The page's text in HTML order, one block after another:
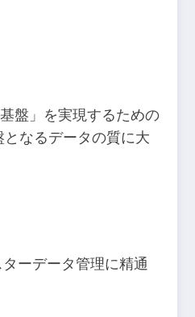
盤」を実現するための
なるデータの質に大
ーデータ管理に精通